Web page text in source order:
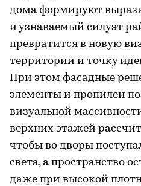
дома формируют
и узнаваемый силуэт
превратится в новую
территории и точку
При этом фасадные
элементы и пропилеи
визуальной
верхних этажей
чтобы во дворы
света, а пространство
даже при высокой